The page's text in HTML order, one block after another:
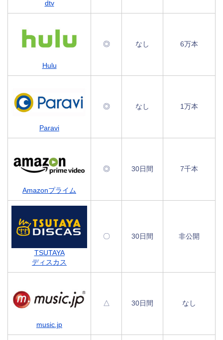
dtv
Hulu
◎ なし 6万本
Paravi
◎ なし 1万本
Amazonプライム
◎ 30日間 7千本
TSUTAYA
ディスカス
〇 30日間 非公開
music.jp
△ 30日間 なし